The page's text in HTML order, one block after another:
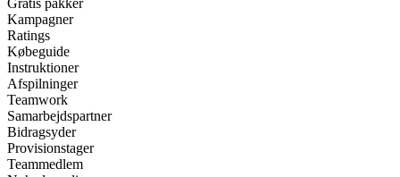
Gratis pakker
Kampagner
Ratings
Købeguide
Instruktioner
Afspilninger
Teamwork
Samarbejdspartner
Bidragsyder
Provisionstager
Teammedlem